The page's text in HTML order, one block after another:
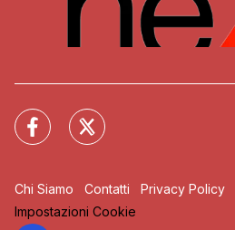
Chi Siamo Contatti Privacy Policy
Impostazioni Cookie